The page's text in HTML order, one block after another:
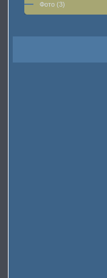
Фото (3)